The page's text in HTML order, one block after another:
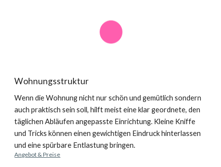
Wohnungsstruktur
Wenn die Wohnung nicht nur schön und gemütlich sondern
auch praktisch sein soll, hilft meist eine klar geordnete, den
täglichen Abläufen angepasste Einrichtung. Kleine Kniffe
und Tricks können einen gewichtigen Eindruck hinterlassen
und eine spürbare Entlastung bringen.
Angebot & Preise